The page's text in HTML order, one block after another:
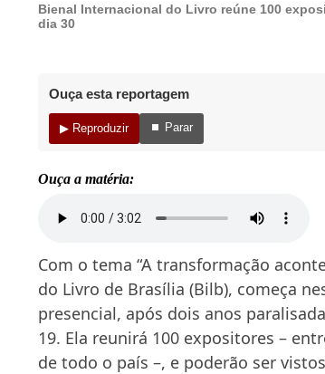
Bienal Internacional do Livro reúne 100
dia 30
Ouça esta reportagem
▶ Reproduzir ⏹ Parar
Ouça a matéria:
Com o tema “A transformação
do Livro de Brasília (Bilb), começa
presencial, após dois anos
19. Ela reunirá 100 expositores –
de todo o país –, e poderão ser